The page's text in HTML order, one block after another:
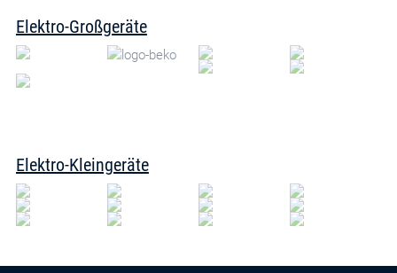
Elektro-Großgeräte
Elektro-Kleingeräte